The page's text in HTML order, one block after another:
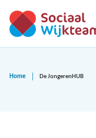
Home De JongerenHUB